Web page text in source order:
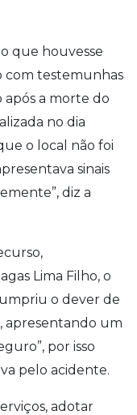
que houvesse
com testemunhas
a morte do
no dia
o local não foi
sinais
diz a
Lima Filho, o
o dever de
apresentando um
por isso
pelo acidente.
adotar